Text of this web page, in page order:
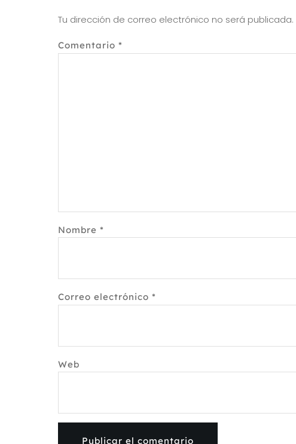
Tu dirección de correo electrónico no será publicada.
Comentario *
Nombre *
Correo electrónico *
Web